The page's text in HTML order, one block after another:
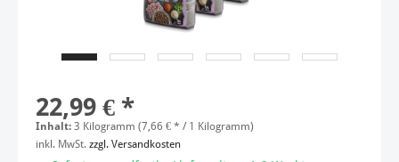
22,99 € *
Inhalt: 3 Kilogramm (7,66 € * / 1 Kilogramm)
inkl. MwSt. zzgl. Versandkosten